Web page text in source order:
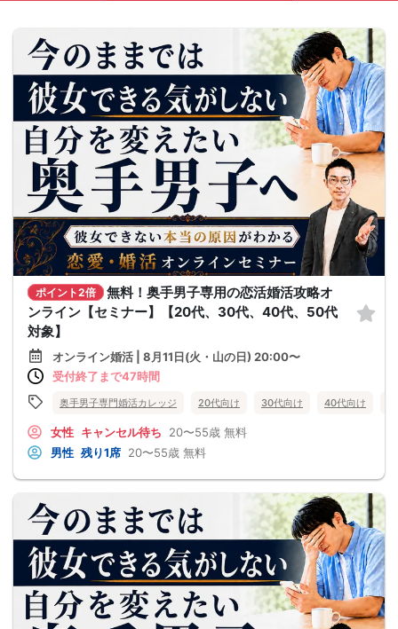
ポイント2倍
無料！奥手男子専用の恋活婚活攻略オ
ンライン【セミナー】【20代、30代、40代、50代
対象】
オンライン婚活 | 8月11日(火・山の日) 20:00〜
受付終了まで47時間
奥手男子専門婚活カレッジ 20代向け 30代向け 40代向け
女性 キャンセル待ち 20〜55歳 無料
男性 残り1席 20〜55歳 無料